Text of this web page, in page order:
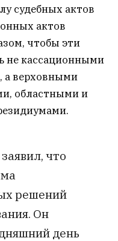
судебных актов
актов
чтобы эти
не кассационными
а верховными
областными и
что
решений
Он
день